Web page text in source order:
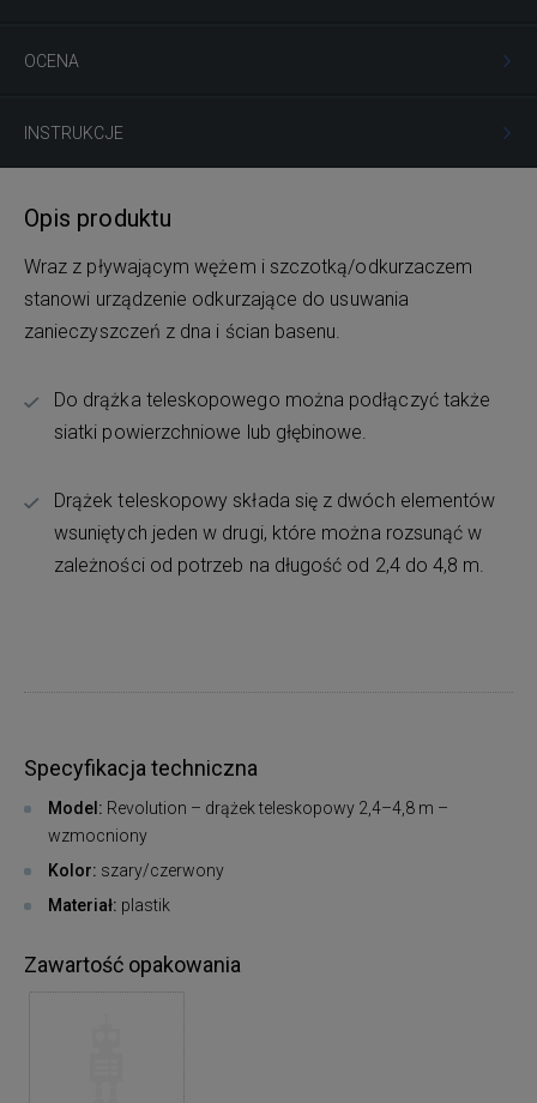
OCENA
INSTRUKCJE
Opis produktu
Wraz z pływającym wężem i szczotką/odkurzaczem
stanowi urządzenie odkurzające do usuwania
zanieczyszczeń z dna i ścian basenu.
Do drążka teleskopowego można podłączyć także
siatki powierzchniowe lub głębinowe.
Drążek teleskopowy składa się z dwóch elementów
wsuniętych jeden w drugi, które można rozsunąć w
zależności od potrzeb na długość od 2,4 do 4,8 m.
Specyfikacja techniczna
Model: Revolution – drążek teleskopowy 2,4–4,8 m –
wzmocniony
Kolor: szary/czerwony
Materiał: plastik
Zawartość opakowania